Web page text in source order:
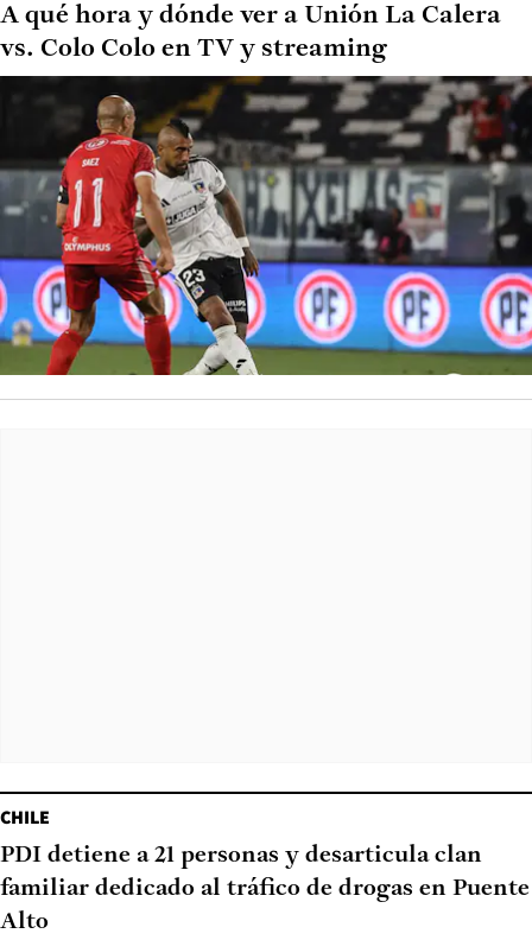
A qué hora y dónde ver a Unión La Calera
vs. Colo Colo en TV y streaming
CHILE
PDI detiene a 21 personas y desarticula clan
familiar dedicado al tráfico de drogas en Puente
Alto